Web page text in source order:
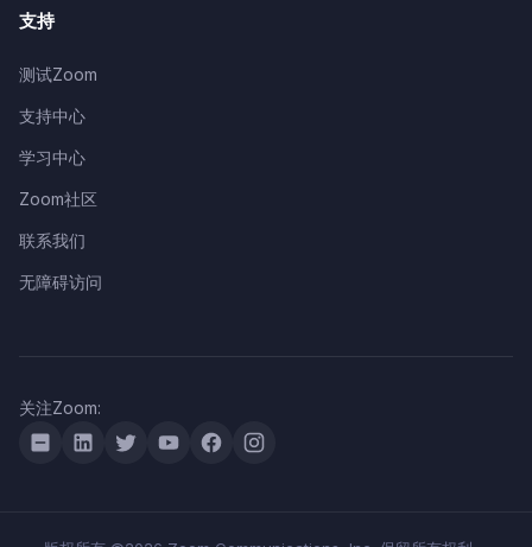
支持
测试Zoom
支持中心
学习中心
Zoom社区
联系我们
无障碍访问
关注Zoom: